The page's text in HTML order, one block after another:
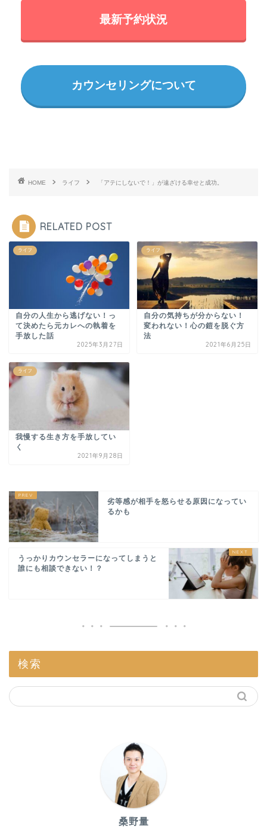
最新予約状況
カウンセリングについて
HOME ライフ 「アテにしないで！」が遠ざける幸せと成功。
RELATED POST
ライフ
自分の人生から逃げない！っ
て決めたら元カレへの執着を
手放した話
2025年3月27日
ライフ
自分の気持ちが分からない！
変われない！心の鎧を脱ぐ方
法
2021年6月25日
ライフ
我慢する生き方を手放してい
く
2021年9月28日
劣等感が相手を怒らせる原因になってい
るかも
うっかりカウンセラーになってしまうと
誰にも相談できない！？
検索
桑野量